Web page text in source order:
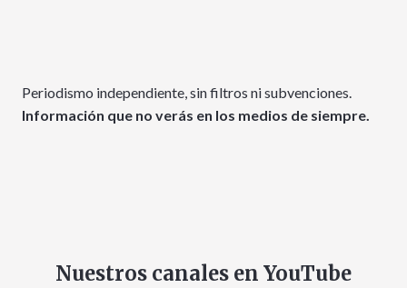
Periodismo independiente, sin filtros ni subvenciones.
Información que no verás en los medios de siempre.
Nuestros canales en YouTube